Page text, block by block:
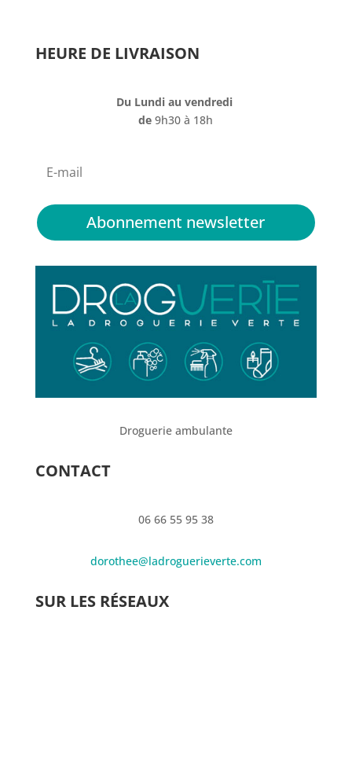
HEURE DE LIVRAISON
Du Lundi au vendredi
de 9h30 à 18h
Abonnement newsletter
Droguerie ambulante
CONTACT
06 66 55 95 38
dorothee@ladroguerieverte.com
SUR LES RÉSEAUX